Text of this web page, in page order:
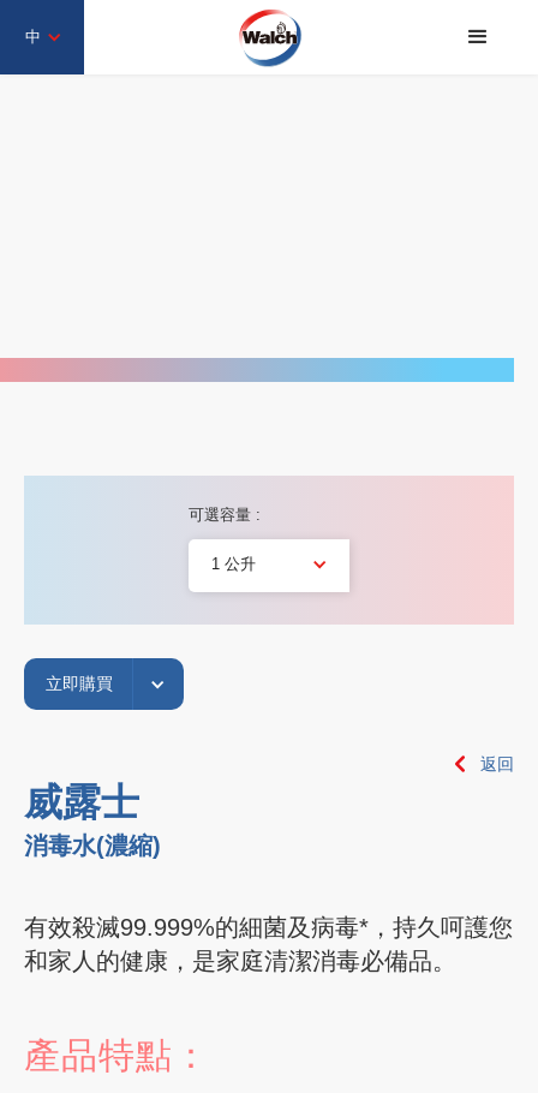
中
可選容量 :
1 公升
立即購買
返回
威露士
消毒水(濃縮)
有效殺滅99.999%的細菌及病毒*，持久呵護您
和家人的健康，是家庭清潔消毒必備品。
產品特點：